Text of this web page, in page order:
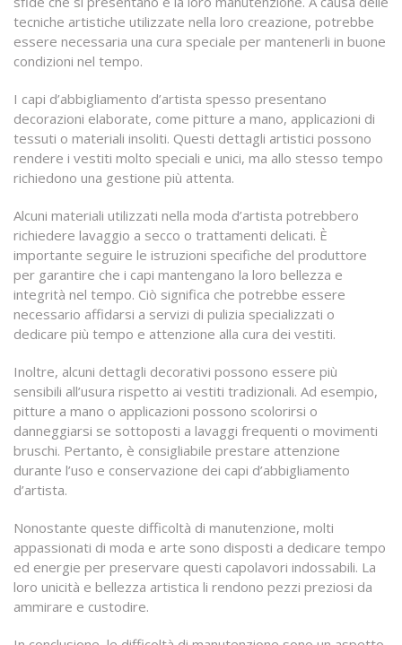
tecniche artistiche utilizzate nella loro creazione, potrebbe
essere necessaria una cura speciale per mantenerli in buone
condizioni nel tempo.
I capi d’abbigliamento d’artista spesso presentano
decorazioni elaborate, come pitture a mano, applicazioni di
tessuti o materiali insoliti. Questi dettagli artistici possono
rendere i vestiti molto speciali e unici, ma allo stesso tempo
richiedono una gestione più attenta.
Alcuni materiali utilizzati nella moda d’artista potrebbero
richiedere lavaggio a secco o trattamenti delicati. È
importante seguire le istruzioni specifiche del produttore
per garantire che i capi mantengano la loro bellezza e
integrità nel tempo. Ciò significa che potrebbe essere
necessario affidarsi a servizi di pulizia specializzati o
dedicare più tempo e attenzione alla cura dei vestiti.
Inoltre, alcuni dettagli decorativi possono essere più
sensibili all’usura rispetto ai vestiti tradizionali. Ad esempio,
pitture a mano o applicazioni possono scolorirsi o
danneggiarsi se sottoposti a lavaggi frequenti o movimenti
bruschi. Pertanto, è consigliabile prestare attenzione
durante l’uso e conservazione dei capi d’abbigliamento
d’artista.
Nonostante queste difficoltà di manutenzione, molti
appassionati di moda e arte sono disposti a dedicare tempo
ed energie per preservare questi capolavori indossabili. La
loro unicità e bellezza artistica li rendono pezzi preziosi da
ammirare e custodire.